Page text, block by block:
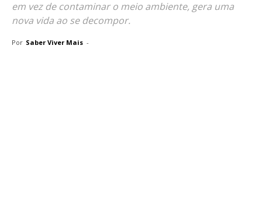
em vez de contaminar o meio ambiente, gera uma
nova vida ao se decompor.
Por Saber Viver Mais -